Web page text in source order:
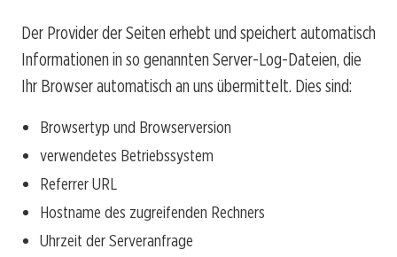
Der Provider der Seiten erhebt und speichert automatisch
Informationen in so genannten Server-Log-Dateien, die
Ihr Browser automatisch an uns übermittelt. Dies sind:
Browsertyp und Browserversion
verwendetes Betriebssystem
Referrer URL
Hostname des zugreifenden Rechners
Uhrzeit der Serveranfrage